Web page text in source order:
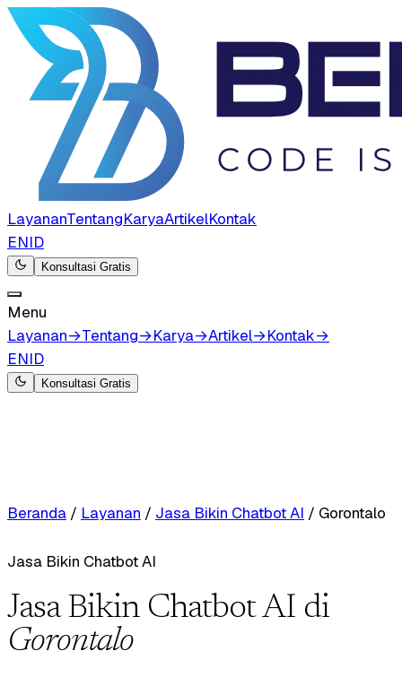
LayananTentangKaryaArtikelKontak
ENID
Konsultasi Gratis
Menu
Layanan→Tentang→Karya→Artikel→Kontak→
ENID
Konsultasi Gratis
Beranda / Layanan / Jasa Bikin Chatbot AI / Gorontalo
Jasa Bikin Chatbot AI
Jasa Bikin Chatbot AI di
Gorontalo